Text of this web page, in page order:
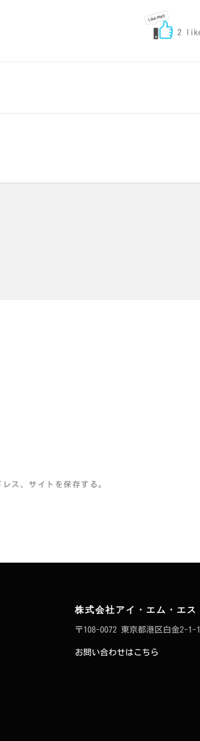
2
ス、サイトを保存する。
株式会社アイ・エム・エス
〒108-0072 東京都港区白金2-1-
お問い合わせはこちら